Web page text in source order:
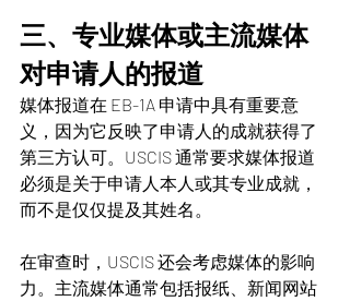
三、专业媒体或主流媒体
对申请人的报道
媒体报道在 EB-1A 申请中具有重要意
义，因为它反映了申请人的成就获得了
第三方认可。USCIS 通常要求媒体报道
必须是关于申请人本人或其专业成就，
而不是仅仅提及其姓名。
在审查时，USCIS 还会考虑媒体的影响
力。主流媒体通常包括报纸、新闻网站